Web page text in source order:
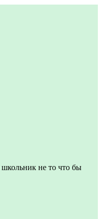
школьник не то что бы